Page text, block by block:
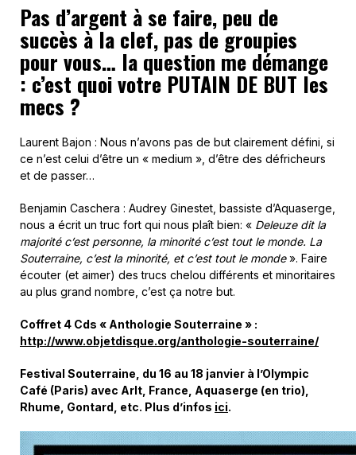
Pas d’argent à se faire, peu de
succès à la clef, pas de groupies
pour vous… la question me démange
: c’est quoi votre PUTAIN DE BUT les
mecs ?
Laurent Bajon : Nous n’avons pas de but clairement défini, si
ce n’est celui d’être un « medium », d’être des défricheurs
et de passer…
Benjamin Caschera : Audrey Ginestet, bassiste d’Aquaserge,
nous a écrit un truc fort qui nous plaît bien: « Deleuze dit la
majorité c’est personne, la minorité c’est tout le monde. La
Souterraine, c’est la minorité, et c’est tout le monde». Faire
écouter (et aimer) des trucs chelou différents et minoritaires
au plus grand nombre, c’est ça notre but.
Coffret 4 Cds « Anthologie Souterraine » :
http://www.objetdisque.org/anthologie-souterraine/
Festival Souterraine, du 16 au 18 janvier à l’Olympic
Café (Paris) avec Arlt, France, Aquaserge (en trio),
Rhume, Gontard, etc. Plus d’infos ici.